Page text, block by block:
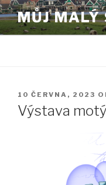
Přejít
k
obsahu
MŮJ MALÝ
PUBLIKOVÁNO
10 ČERVNA, 2023
Výstava